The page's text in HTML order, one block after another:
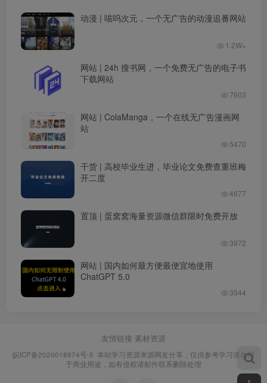
动漫 | 喵呜次元，一个无广告的动漫追番网站
1.2W+
网站 | 24h 搜书网，一个免费无广告的电子书
下载网站
7603
网站 | ColaManga，一个在线无广告漫画网
站
5470
干货 | 高校毕业生进，毕业论文免费查重班梅
开二度
4677
置顶 | 蛋窝窝海量资源微信群限时免费开放
3972
网站 | 国内如何最方便最便宜地使用
ChatGPT 5.0
3544
友情链接 素材资源
皖ICP备2020018974号-5 本站学习资源来源网友分享，仅供参考学习请勿用
于商业用途，如有侵权请邮件联系删除处理